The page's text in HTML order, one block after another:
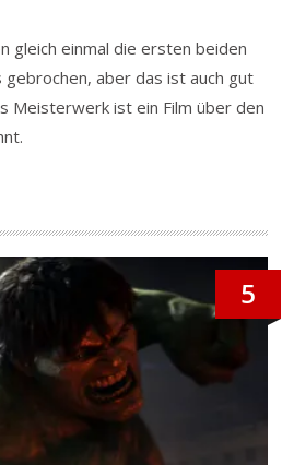
gleich einmal die ersten beiden
gebrochen, aber das ist auch gut
Meisterwerk ist ein Film über den
5